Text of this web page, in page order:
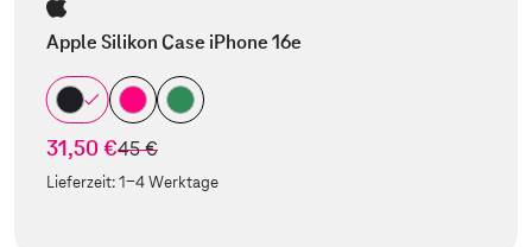
Apple Silikon Case iPhone 16e
31,50 €statt
45 €
Lieferzeit:1-4 Werktage